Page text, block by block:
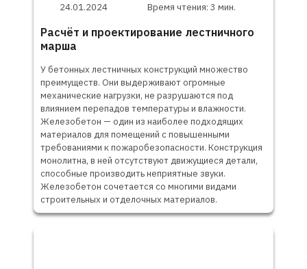
24.01.2024 Время чтения: 3 мин.
Расчёт и проектирование лестничного
марша
У бетонных лестничных конструкций множество
преимуществ. Они выдерживают огромные
механические нагрузки, не разрушаются под
влиянием перепадов температуры и влажности.
Железобетон — один из наиболее подходящих
материалов для помещений с повышенными
требованиями к пожаробезопасности. Конструкция
монолитна, в ней отсутствуют движущиеся детали,
способные производить неприятные звуки.
Железобетон сочетается со многими видами
строительных и отделочных материалов.